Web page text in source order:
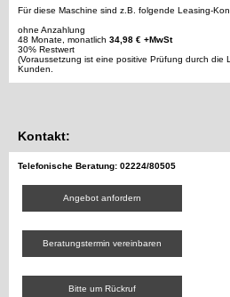
Für diese Maschine sind z.B. folgende Leasing-
ohne Anzahlung
48 Monate, monatlich 34,98 € +MwSt
30% Restwert
(Voraussetzung ist eine positive Prüfung durch die
Kunden.
Kontakt:
Telefonische Beratung: 02224/80505
Angebot anfordern
Beratungstermin vereinbaren
Bitte um Rückruf